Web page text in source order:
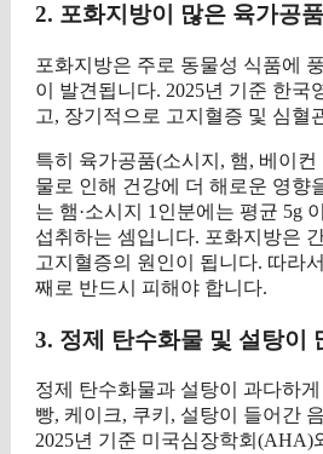
2. 포화지방이 많은 육가공
포화지방은 주로 동물성 식품에
이 발견됩니다. 2025년 기준 한
고, 장기적으로 고지혈증 및 심혈
특히 육가공품(소시지, 햄, 베이
물로 인해 건강에 더 해로운 영향
는 햄·소시지 1인분에는 평균 5g
섭취하는 셈입니다. 포화지방은
고지혈증의 원인이 됩니다. 따라
째로 반드시 피해야 합니다.
3. 정제 탄수화물 및 설탕이
정제 탄수화물과 설탕이 과다하
빵, 케이크, 쿠키, 설탕이 들어간
2025년 기준 미국심장학회